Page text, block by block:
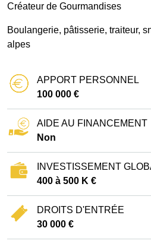
Créateur de Gourmandises
Boulangerie, pâtisserie, traiteur,
alpes
APPORT PERSONNEL
100 000 €
AIDE AU FINANCEMENT
Non
INVESTISSEMENT
400 à 500 K €
DROITS D'ENTRÉE
30 000 €